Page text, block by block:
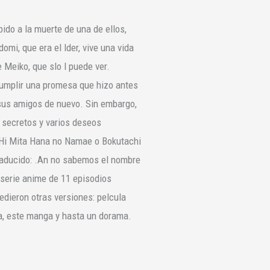
a la muerte de una de ellos,
que era el lder, vive una vida
que slo l puede ver.
una promesa que hizo antes
amigos de nuevo. Sin embargo,
y varios deseos
Mita Hana no Namae o Bokutachi
.An no sabemos el nombre
anime de 11 episodios
otras versiones: pelcula
este manga y hasta un dorama.